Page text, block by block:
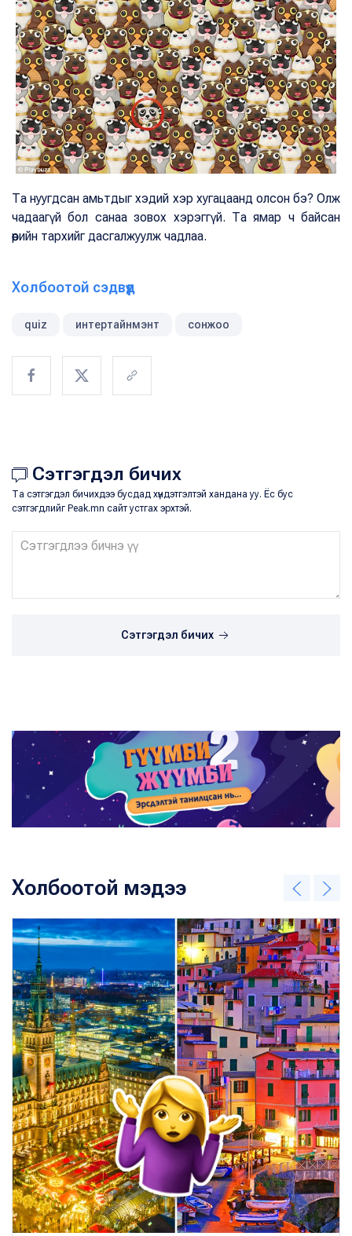
Та нуугдсан амьтдыг хэдий хэр хугацаанд олсон бэ? Олж
чадаагүй бол санаа зовох хэрэггүй. Та ямар ч байсан
өөрийн тархийг дасгалжуулж чадлаа.
Холбоотой сэдвүүд
quiz интертайнмэнт сонжоо
Сэтгэгдэл бичих
Та сэтгэгдэл бичихдээ бусдад хүндэтгэлтэй хандана уу. Ёс бус
сэтгэгдлийг Peak.mn сайт устгах эрхтэй.
Сэтгэгдэл бичих
Холбоотой мэдээ